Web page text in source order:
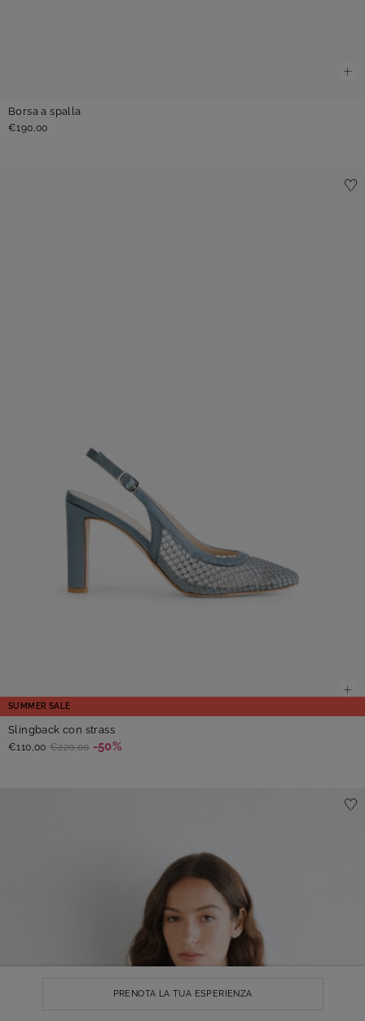
Borsa a spalla
€190,00
SUMMER SALE
Slingback con strass
€110,00 €220,00 -50%
PRENOTA LA TUA ESPERIENZA